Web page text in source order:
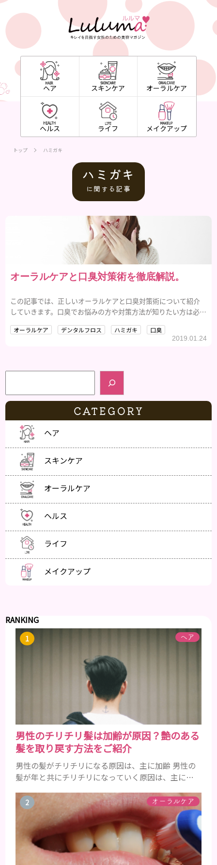
ヘア スキンケア オーラルケア
ヘルス ライフ メイクアップ
トップ ハミガキ
ハミガキ
に関する記事
オーラルケアと口臭対策術を徹底解説。
この記事では、正しいオーラルケアと口臭対策術について紹介
していきます。口臭でお悩みの方や対策方法が知りたい方は必見
オーラルケア デンタルフロス ハミガキ 口臭
2019.01.24
検索
CATEGORY
ヘア
スキンケア
オーラルケア
ヘルス
ライフ
メイクアップ
RANKING
ヘア
男性のチリチリ髪は加齢が原因？艶のある
髪を取り戻す方法をご紹介
男性の髪がチリチリになる原因は、主に加齢 男性の
髪が年と共にチリチリになっていく原因は、主に加
にツヤがあった男性も、いつのまにか髪がチリチリ
でペタンとするようになったと感じる人もいるでし
ょう。特に大人の男性としての魅力が出てくる40代
以降の男性に悩んでいる人が多い傾向があります。
髪が生え変わるサイクルは、年齢と共に乱れていき
ます。髪が太くならないま...
オーラルケア